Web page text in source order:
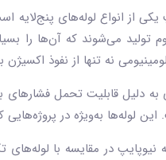
یکی از انواع لوله‌های
تولید می‌شوند که آن‌ها را
نه تنها از نفوذ
به دلیل قابلیت تحمل
لوله‌ها به‌ویژه در پروژه‌هایی
نیوپایپ در مقایسه با